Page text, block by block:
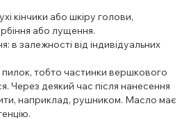
кінчики або шкіру голови,
або лущення.
в залежності від індивідуальних
тобто частинки вершкового
Через деякий час після нанесення
наприклад, рушником. Масло має